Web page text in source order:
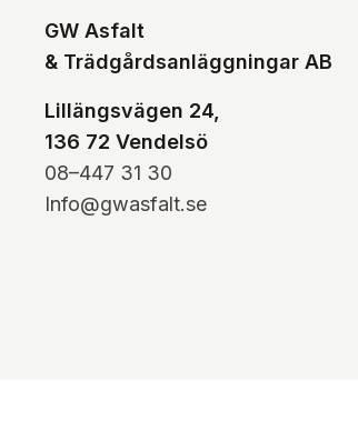
GW Asfalt
& Trädgårdsanläggningar AB
Lillängsvägen 24,
136 72 Vendelsö
08–447 31 30
Info@gwasfalt.se